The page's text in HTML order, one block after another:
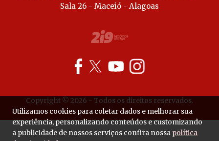
Sala 26 - Maceió - Alagoas
Copyright © 2026 - Todos os direitos reservados.
Utilizamos cookies para coletar dados e melhorar sua
experiência, personalizando conteúdos e customizando
a publicidade de nossos serviços confira nossa política